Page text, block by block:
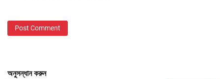
অনুসন্ধান করুন